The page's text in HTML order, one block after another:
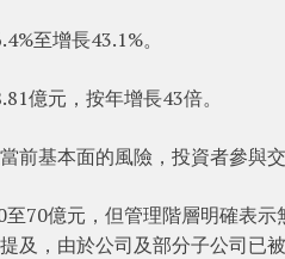
至增長43.1%。
億元，按年增長43倍。
基本面的風險，投資者參與交
70億元，但管理階層明確表
及，由於公司及部分子公司已